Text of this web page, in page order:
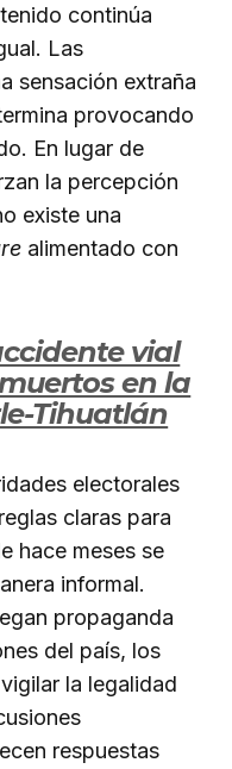
continúa
Las
sensación extraña
provocando
En lugar de
la percepción
existe una
alimentado con
vial
en la
Tihuatlán
electorales
claras para
hace meses se
informal.
propaganda
del país, los
la legalidad
respuestas